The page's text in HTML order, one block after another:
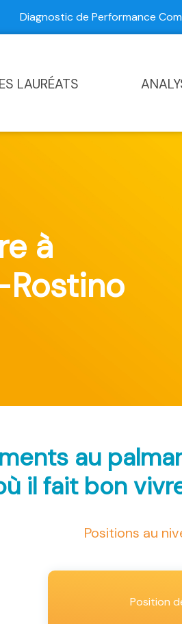
Diagnostic de Performance
LAURÉATS
à
au
il fait bon
Positions au
Position